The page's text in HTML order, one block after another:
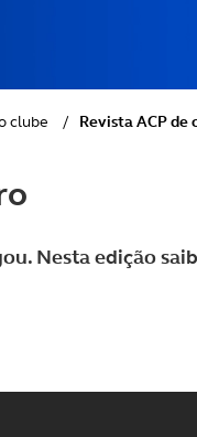
clube / Revista ACP de
Nesta edição